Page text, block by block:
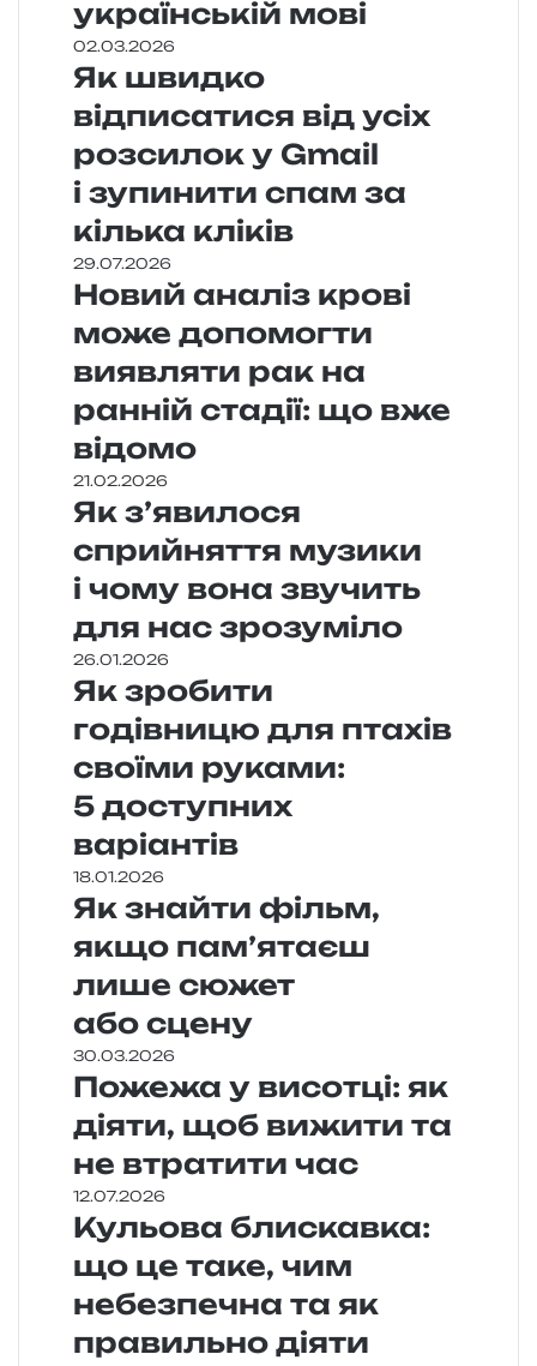
українській мові
02.03.2026
Як швидко
відписатися від усіх
розсилок у Gmail
і зупинити спам за
кілька кліків
29.07.2026
Новий аналіз крові
може допомогти
виявляти рак на
ранній стадії: що вже
відомо
21.02.2026
Як з’явилося
сприйняття музики
і чому вона звучить
для нас зрозуміло
26.01.2026
Як зробити
годівницю для птахів
своїми руками:
5 доступних
варіантів
18.01.2026
Як знайти фільм,
якщо пам’ятаєш
лише сюжет
або сцену
30.03.2026
Пожежа у висотці: як
діяти, щоб вижити та
не втратити час
12.07.2026
Кульова блискавка:
що це таке, чим
небезпечна та як
правильно діяти